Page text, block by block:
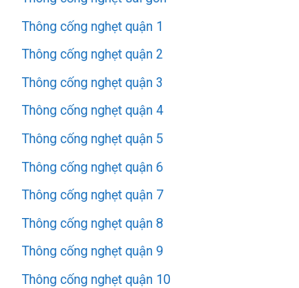
Thông cống nghẹt quận 1
Thông cống nghẹt quận 2
Thông cống nghẹt quận 3
Thông cống nghẹt quận 4
Thông cống nghẹt quận 5
Thông cống nghẹt quận 6
Thông cống nghẹt quận 7
Thông cống nghẹt quận 8
Thông cống nghẹt quận 9
Thông cống nghẹt quận 10